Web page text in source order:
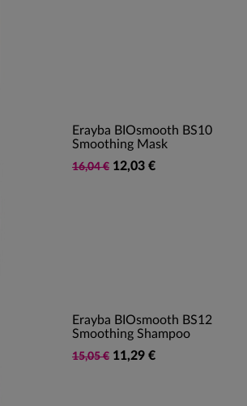
Erayba BIOsmooth BS10
Smoothing Mask
16,04 € 12,03 €
Erayba BIOsmooth BS12
Smoothing Shampoo
15,05 € 11,29 €